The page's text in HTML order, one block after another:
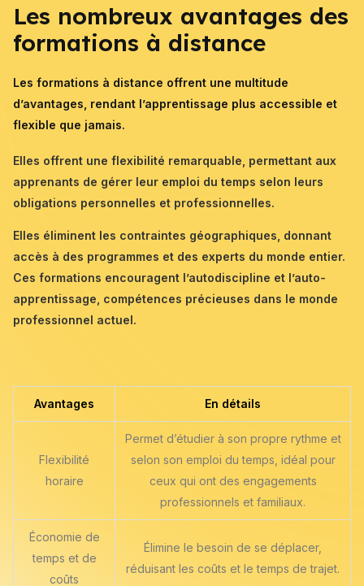
Les nombreux avantages des
formations à distance
Les formations à distance offrent une multitude
d’avantages, rendant l’apprentissage plus accessible et
flexible que jamais.
Elles offrent une flexibilité remarquable, permettant aux
apprenants de gérer leur emploi du temps selon leurs
obligations personnelles et professionnelles.
Elles éliminent les contraintes géographiques, donnant
accès à des programmes et des experts du monde entier.
Ces formations encouragent l’autodiscipline et l’auto-
apprentissage, compétences précieuses dans le monde
professionnel actuel.
Avantages En détails
Flexibilité
horaire
Permet d’étudier à son propre rythme et
selon son emploi du temps, idéal pour
ceux qui ont des engagements
professionnels et familiaux.
Économie de
temps et de
coûts
Élimine le besoin de se déplacer,
réduisant les coûts et le temps de trajet.